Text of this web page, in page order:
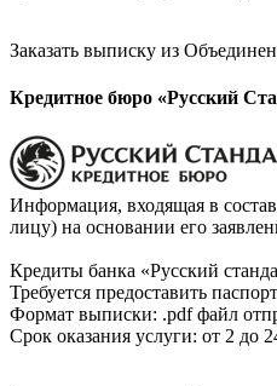
Заказать выписку из
Кредитное бюро «Русский
Информация, входящая в
лицу) на основании его
Кредиты банка «Русский
Требуется предоставить
Формат выписки: .pdf файл
Срок оказания услуги: от 2 до